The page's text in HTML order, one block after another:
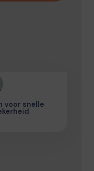
voor snelle